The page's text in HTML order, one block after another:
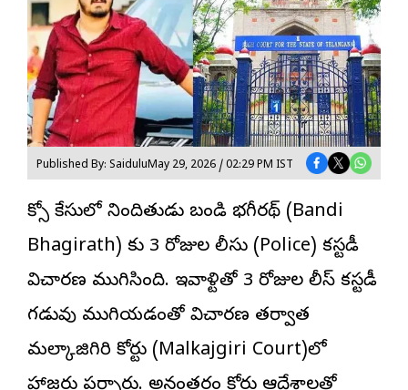
Published By: SaiduluMay 29, 2026 / 02:29 PM IST
పోక్సో కేసులో నిందితుడు బండి భగీరథ్ (Bandi
Bhagirath) కు 3 రోజుల పోలీసు (Police) కస్టడీ
విచారణ ముగిసింది. ఇవాళ్టితో 3 రోజుల పోలీస్ కస్టడీ
గడువు ముగియడంతో విచారణ తర్వాత
మల్కాజిగిరి కోర్టు (Malkajgiri Court)లో